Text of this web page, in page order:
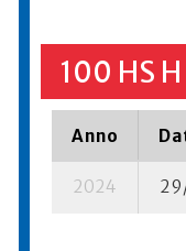
100 HS
Anno
2024